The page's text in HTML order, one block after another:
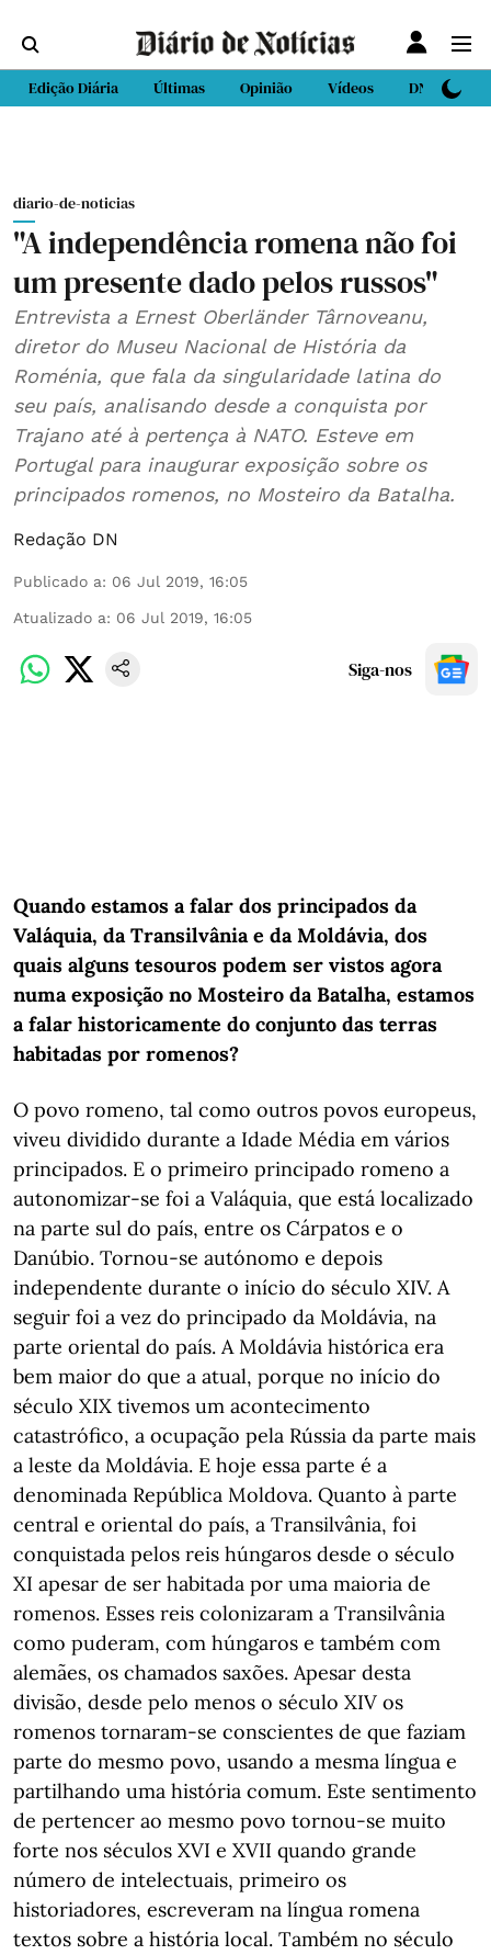
Edição Diária Últimas Opinião Vídeos DN Sport
diario-de-noticias
"A independência romena não foi
um presente dado pelos russos"
Entrevista a Ernest Oberländer Târnoveanu,
diretor do Museu Nacional de História da
Roménia, que fala da singularidade latina do
seu país, analisando desde a conquista por
Trajano até à pertença à NATO. Esteve em
Portugal para inaugurar exposição sobre os
principados romenos, no Mosteiro da Batalha.
Redação DN
Publicado a: 06 Jul 2019, 16:05
Atualizado a: 06 Jul 2019, 16:05
Siga-nos
Quando estamos a falar dos principados da
Valáquia, da Transilvânia e da Moldávia, dos
quais alguns tesouros podem ser vistos agora
numa exposição no Mosteiro da Batalha, estamos
a falar historicamente do conjunto das terras
habitadas por romenos?
O povo romeno, tal como outros povos europeus,
viveu dividido durante a Idade Média em vários
principados. E o primeiro principado romeno a
autonomizar-se foi a Valáquia, que está localizado
na parte sul do país, entre os Cárpatos e o
Danúbio. Tornou-se autónomo e depois
independente durante o início do século XIV. A
seguir foi a vez do principado da Moldávia, na
parte oriental do país. A Moldávia histórica era
bem maior do que a atual, porque no início do
século XIX tivemos um acontecimento
catastrófico, a ocupação pela Rússia da parte mais
a leste da Moldávia. E hoje essa parte é a
denominada República Moldova. Quanto à parte
central e oriental do país, a Transilvânia, foi
conquistada pelos reis húngaros desde o século
XI apesar de ser habitada por uma maioria de
romenos. Esses reis colonizaram a Transilvânia
como puderam, com húngaros e também com
alemães, os chamados saxões. Apesar desta
divisão, desde pelo menos o século XIV os
romenos tornaram-se conscientes de que faziam
parte do mesmo povo, usando a mesma língua e
partilhando uma história comum. Este sentimento
de pertencer ao mesmo povo tornou-se muito
forte nos séculos XVI e XVII quando grande
número de intelectuais, primeiro os
historiadores, escreveram na língua romena
textos sobre a história local. Também no século